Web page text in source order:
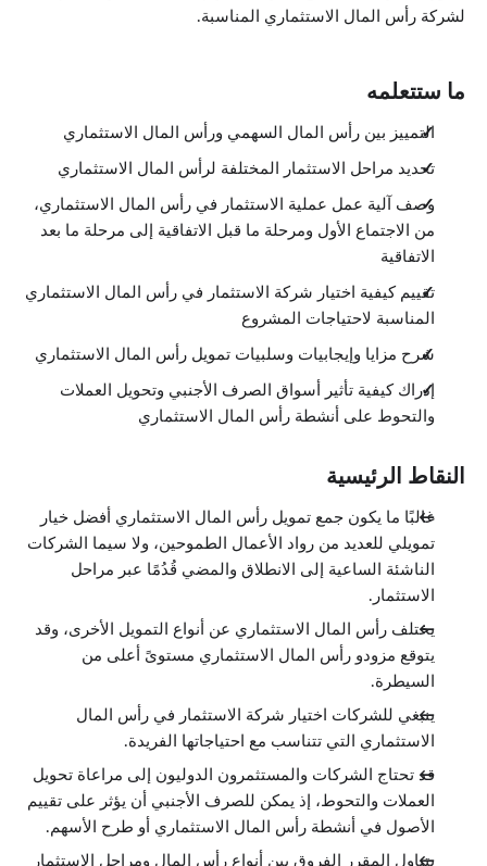
لشركة رأس المال الاستثماري المناسبة.
ما ستتعلمه
التمييز بين رأس المال السهمي ورأس المال الاستثماري
تحديد مراحل الاستثمار المختلفة لرأس المال الاستثماري
وصف آلية عمل عملية الاستثمار في رأس المال الاستثماري،
من الاجتماع الأول ومرحلة ما قبل الاتفاقية إلى مرحلة ما بعد
الاتفاقية
تقييم كيفية اختيار شركة الاستثمار في رأس المال الاستثماري
المناسبة لاحتياجات المشروع
شرح مزايا وإيجابيات وسلبيات تمويل رأس المال الاستثماري
إدراك كيفية تأثير أسواق الصرف الأجنبي وتحويل العملات
والتحوط على أنشطة رأس المال الاستثماري
النقاط الرئيسية
غالبًا ما يكون جمع تمويل رأس المال الاستثماري أفضل خيار
تمويلي للعديد من رواد الأعمال الطموحين، ولا سيما الشركات
الناشئة الساعية إلى الانطلاق والمضي قُدُمًا عبر مراحل
الاستثمار.
يختلف رأس المال الاستثماري عن أنواع التمويل الأخرى، وقد
يتوقع مزودو رأس المال الاستثماري مستوىً أعلى من
السيطرة.
ينبغي للشركات اختيار شركة الاستثمار في رأس المال
الاستثماري التي تتناسب مع احتياجاتها الفريدة.
قد تحتاج الشركات والمستثمرون الدوليون إلى مراعاة تحويل
العملات والتحوط، إذ يمكن للصرف الأجنبي أن يؤثر على تقييم
الأصول في أنشطة رأس المال الاستثماري أو طرح الأسهم.
يتناول المقرر الفروق بين أنواع رأس المال ومراحل الاستثمار